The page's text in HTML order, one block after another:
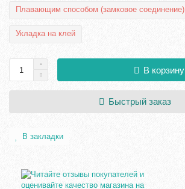
Плавающим способом (замковое соединение)
Укладка на клей
В корзину
Быстрый заказ
В закладки